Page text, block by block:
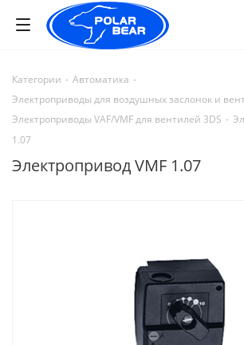
Категории - Автоматика -
Электроприводы для воздушных заслонок и
Электроприводы VAF/VMF для вентилей 3DS -
1.07
Электропривод VMF 1.07